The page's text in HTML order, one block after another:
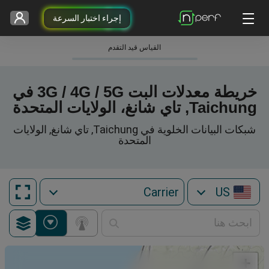
إجراء اختبار السرعة
القياس قيد التقدم
خريطة معدلات البت 3G / 4G / 5G في
Taichung, تاي شانغ، الولايات المتحدة
شبكات البيانات الخلوية في Taichung, تاي شانغ, الولايات
المتحدة
US